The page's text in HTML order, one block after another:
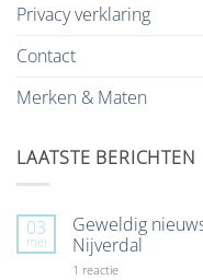
Privacy verklaring
Contact
Merken & Maten
LAATSTE BERICHTEN
03
mei
Geweldig
Nijverdal
1 reactieop